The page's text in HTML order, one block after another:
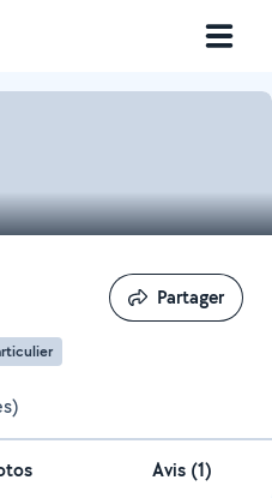
Partager
Partager
Avis (1)